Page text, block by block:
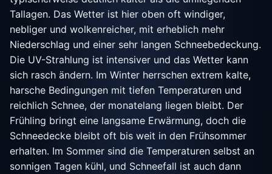
Tallagen. Das Wetter ist hier oben oft windiger,
nebliger und wolkenreicher, mit erheblich mehr
Niederschlag und einer sehr langen Schneebedeckung.
Die UV-Strahlung ist intensiver und das Wetter kann
sich rasch ändern. Im Winter herrschen extrem kalte,
harsche Bedingungen mit tiefen Temperaturen und
reichlich Schnee, der monatelang liegen bleibt. Der
Frühling bringt eine langsame Erwärmung, doch die
Schneedecke bleibt oft bis weit in den Frühsommer
erhalten. Im Sommer sind die Temperaturen selbst an
sonnigen Tagen kühl, und Schneefall ist auch dann